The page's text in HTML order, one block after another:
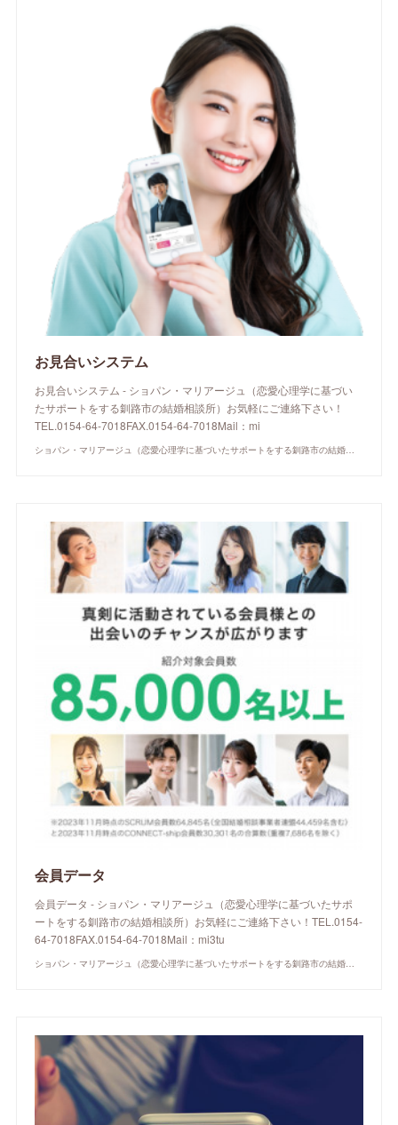
お見合いシステム
お見合いシステム - ショパン・マリアージュ（恋愛心理学に基づい
たサポートをする釧路市の結婚相談所）お気軽にご連絡下さい！
TEL.0154-64-7018FAX.0154-64-7018Mail：mi
ショパン・マリアージュ（恋愛心理学に基づいたサポートをする釧路市の結婚相談所）/ 全国結婚相談事業者連盟正規加盟店 / cherry-piano.com
会員データ
会員データ - ショパン・マリアージュ（恋愛心理学に基づいたサポ
ートをする釧路市の結婚相談所）お気軽にご連絡下さい！TEL.0154-
64-7018FAX.0154-64-7018Mail：mi3tu
ショパン・マリアージュ（恋愛心理学に基づいたサポートをする釧路市の結婚相談所）/ 全国結婚相談事業者連盟正規加盟店 / cherry-piano.com